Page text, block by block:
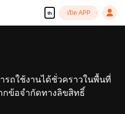
th เปิด APP
รถใช้งานได้ชั่วคราวในพื้นที่
กข้อจำกัดทางลิขสิทธิ์